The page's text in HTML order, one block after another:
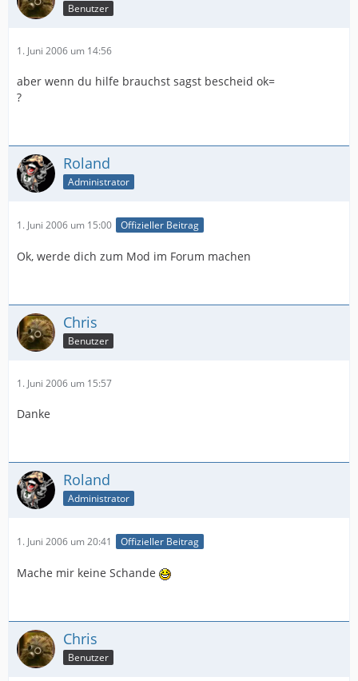
Benutzer
1. Juni 2006 um 14:56
aber wenn du hilfe brauchst sagst bescheid ok=
?
Roland
Administrator
1. Juni 2006 um 15:00 Offizieller Beitrag
Ok, werde dich zum Mod im Forum machen
Chris
Benutzer
1. Juni 2006 um 15:57
Danke
Roland
Administrator
1. Juni 2006 um 20:41 Offizieller Beitrag
Mache mir keine Schande
Chris
Benutzer